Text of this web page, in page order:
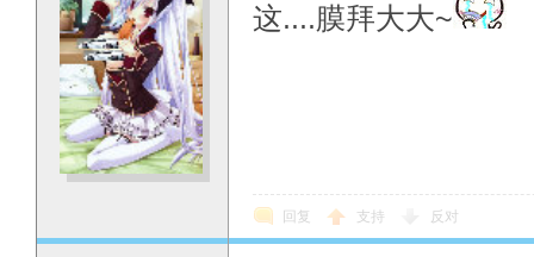
这....膜拜大大~
回复 支持 反对